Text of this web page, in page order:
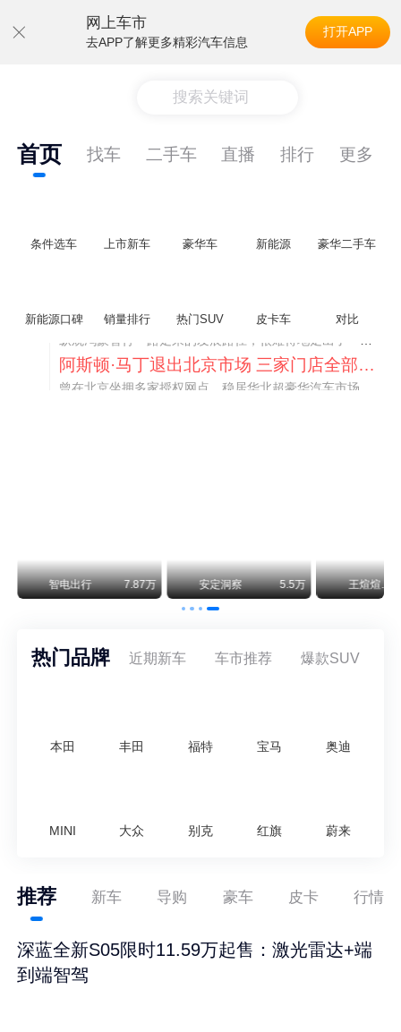
网上车市
去APP了解更多精彩汽车信息
打开APP
搜索关键词
首页 找车 二手车 直播 排行 更多
条件选车 上市新车 豪华车 新能源 豪华二手车
新能源口碑 销量排行 热门SUV 皮卡车 对比
阿斯顿·马丁退出北京市场 三家门店全部关闭
智电出行 7.87万 安定洞察 5.5万 王煊煊的爱车日记
热门品牌 近期新车 车市推荐 爆款SUV
本田 丰田 福特 宝马 奥迪
MINI 大众 别克 红旗 蔚来
推荐 新车 导购 豪车 皮卡 行情
深蓝全新S05限时11.59万起售：激光雷达+端
到端智驾